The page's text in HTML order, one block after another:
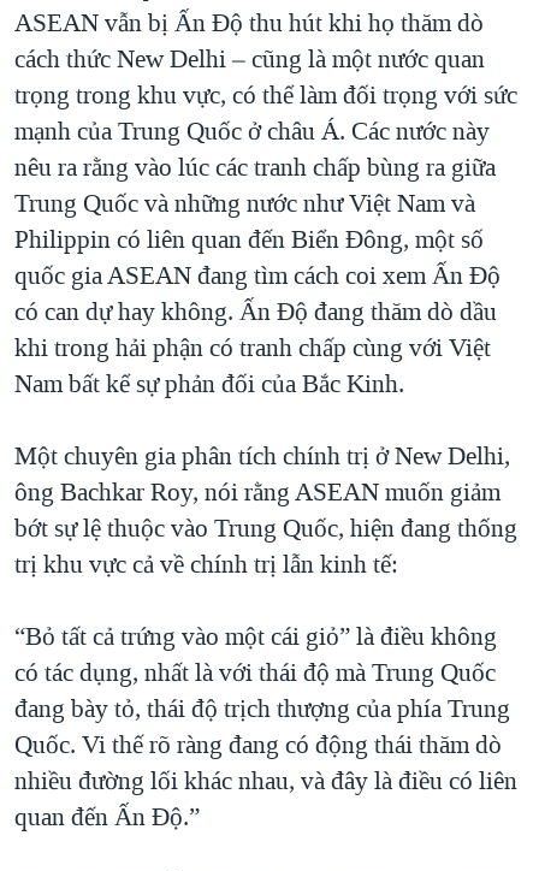
ASEAN vẫn bị Ấn Ðộ thu hút khi họ thăm dò
cách thức New Delhi – cũng là một nước quan
trọng trong khu vực, có thể làm đối trọng với sức
mạnh của Trung Quốc ở châu Á. Các nước này
nêu ra rằng vào lúc các tranh chấp bùng ra giữa
Trung Quốc và những nước như Việt Nam và
Philippin có liên quan đến Biển Ðông, một số
quốc gia ASEAN đang tìm cách coi xem Ấn Ðộ
có can dự hay không. Ấn Ðộ đang thăm dò dầu
khi trong hải phận có tranh chấp cùng với Việt
Nam bất kể sự phản đối của Bắc Kinh.
Một chuyên gia phân tích chính trị ở New Delhi,
ông Bachkar Roy, nói rằng ASEAN muốn giảm
bớt sự lệ thuộc vào Trung Quốc, hiện đang thống
trị khu vực cả về chính trị lẫn kinh tế:
“Bỏ tất cả trứng vào một cái giỏ” là điều không
có tác dụng, nhất là với thái độ mà Trung Quốc
đang bày tỏ, thái độ trịch thượng của phía Trung
Quốc. Vi thế rõ ràng đang có động thái thăm dò
nhiều đường lối khác nhau, và đây là điều có liên
quan đến Ấn Ðộ.”